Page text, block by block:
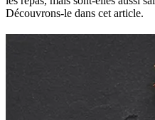
Découvrons-le dans cet article.